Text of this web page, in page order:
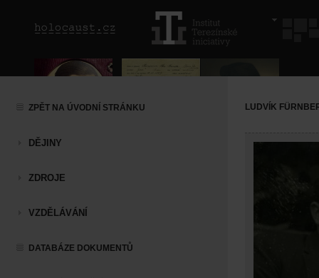
ZPĚT NA ÚVODNÍ STRÁNKU
DĚJINY
ZDROJE
VZDĚLÁVÁNÍ
DATABÁZE DOKUMENTŮ
LUDVÍK